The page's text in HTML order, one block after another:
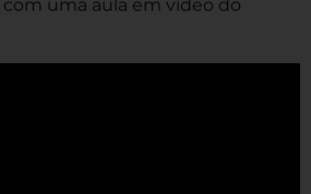
uma aula em vídeo do